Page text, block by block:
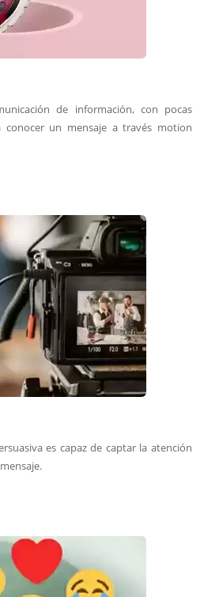
de información, con pocas
conocer un mensaje a través motion
es capaz de captar la atención